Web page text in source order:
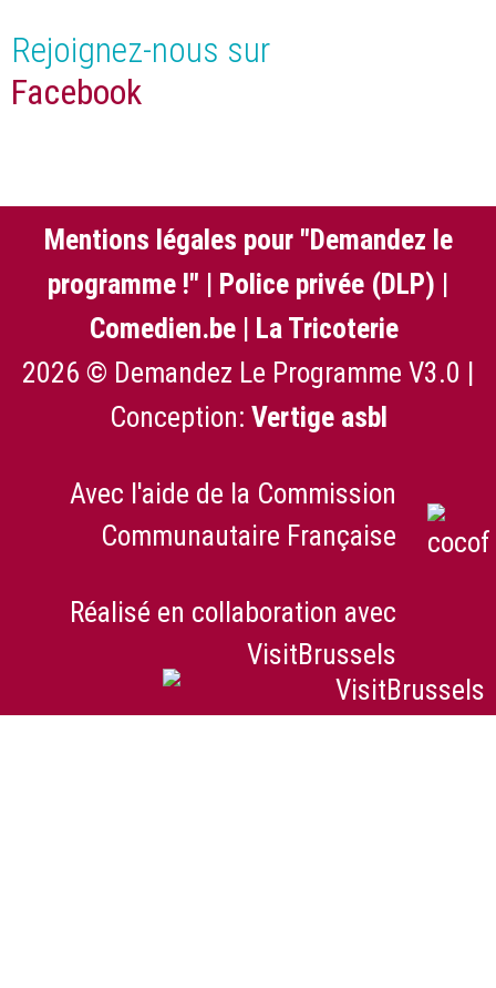
Rejoignez-nous sur
Facebook
Mentions légales pour "Demandez le
programme !" | Police privée (DLP) |
Comedien.be | La Tricoterie
2026 © Demandez Le Programme V3.0 |
Conception: Vertige asbl
Avec l'aide de la Commission
Communautaire Française
Réalisé en collaboration avec
VisitBrussels